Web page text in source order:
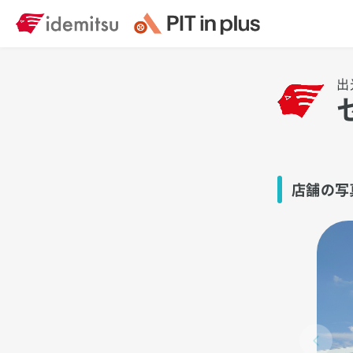
店舗の